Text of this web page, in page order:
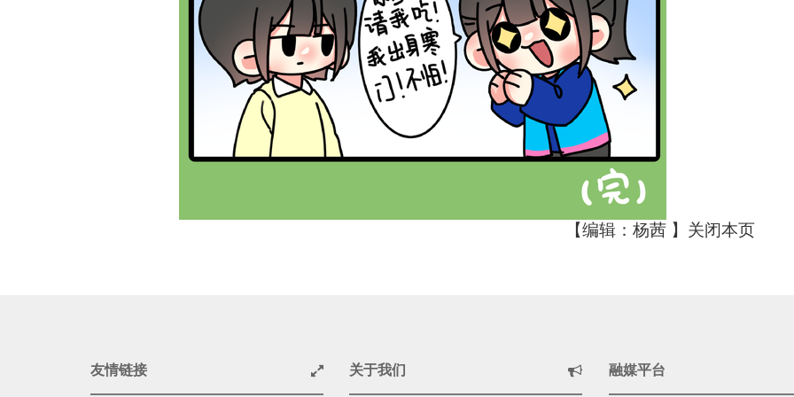
【编辑：杨茜 】 关闭本页
友情链接 关于我们 融媒平台